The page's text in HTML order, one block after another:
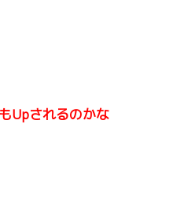
Upされるのかな